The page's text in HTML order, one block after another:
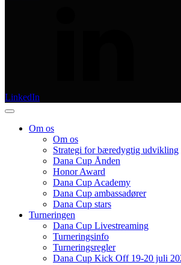
LinkedIn
Om os
Om os
Strategi for bæredygtig udvikling
Dana Cup Ånden
Honor Award
Dana Cup Academy
Dana Cup ambassadører
Dana Cup stars
Turneringen
Dana Cup Livestreaming
Turneringsinfo
Turneringsregler
Dana Cup Kick Off 19-20 juli